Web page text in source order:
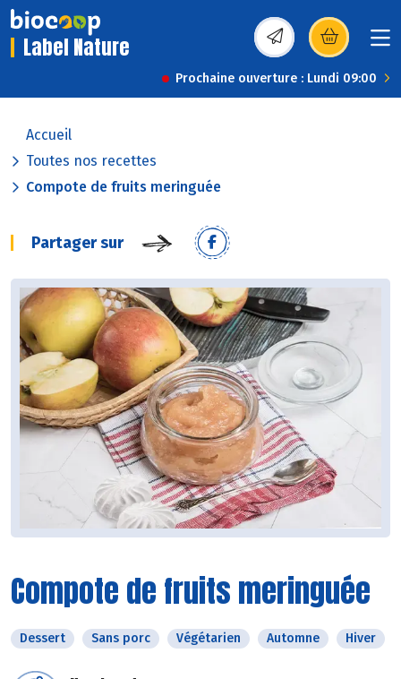
Label Nature (s’ouvre dans une
Prochaine ouverture : Lundi 09:00
Accueil
Toutes nos recettes
Compote de fruits meringuée
Partager sur
Compote de fruits meringuée
Dessert Sans porc Végétarien Automne Hiver